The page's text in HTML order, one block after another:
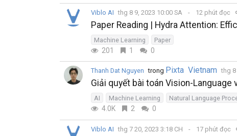
Viblo AI thg 8 9, 2023 10:00 SA 12 phút đọc
Paper Reading | Hydra Attention:
Machine Learning Paper
201 1 0
Thanh Dat Nguyen trong Pixta Vietnam thg 8
Giải quyết bài toán Vision-Language
AI Machine Learning Natural Language
4.0K 2 0
Viblo AI thg 7 20, 2023 3:18 CH 17 phút đọc